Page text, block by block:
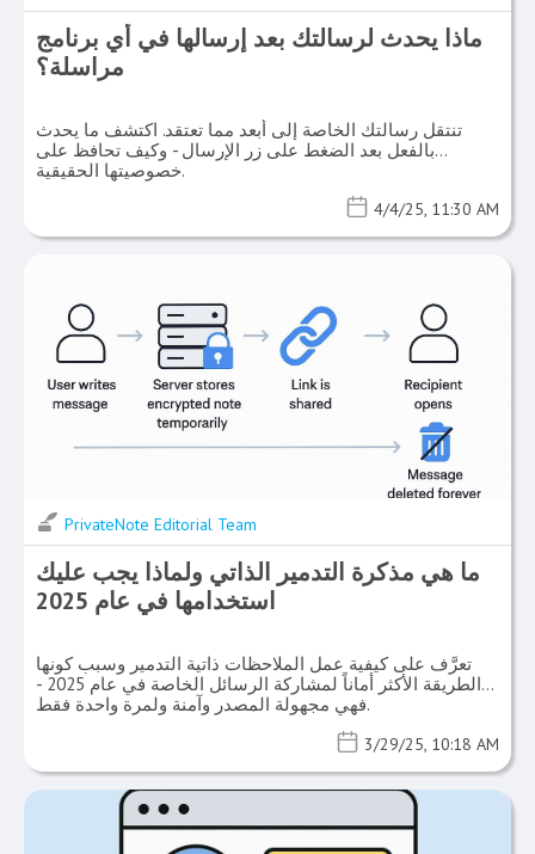
ماذا يحدث لرسالتك بعد إرسالها في أي برنامج
مراسلة؟
تنتقل رسالتك الخاصة إلى أبعد مما تعتقد. اكتشف ما يحدث
بالفعل بعد الضغط على زر الإرسال - وكيف تحافظ على
خصوصيتها الحقيقية.
4/4/25, 11:30 AM
PrivateNote Editorial Team
ما هي مذكرة التدمير الذاتي ولماذا يجب عليك
استخدامها في عام 2025
تعرَّف على كيفية عمل الملاحظات ذاتية التدمير وسبب كونها
الطريقة الأكثر أماناً لمشاركة الرسائل الخاصة في عام 2025 -
فهي مجهولة المصدر وآمنة ولمرة واحدة فقط.
3/29/25, 10:18 AM